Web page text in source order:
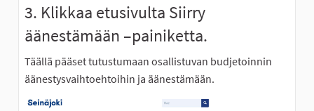
3. Klikkaa etusivulta Siirry
äänestämään –painiketta.
Täällä pääset tutustumaan osallistuvan budjetoinnin
äänestysvaihtoehtoihin ja äänestämään.